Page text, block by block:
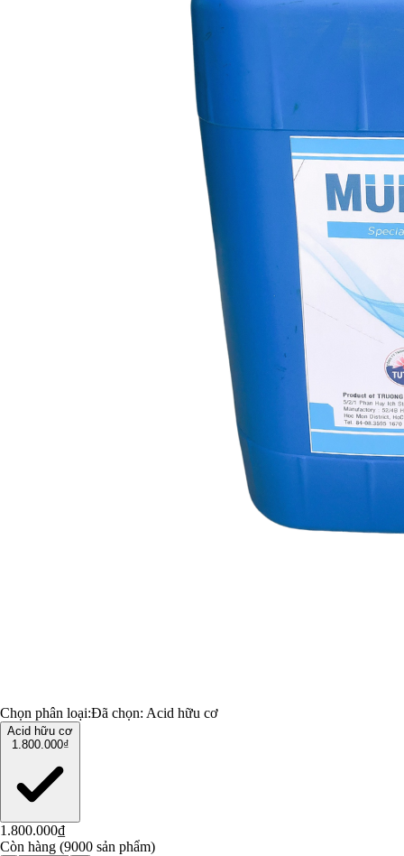
Chọn phân loại:Đã chọn: Acid hữu cơ
Acid hữu cơ
1.800.000₫
1.800.000₫
Còn hàng (9000 sản phẩm)